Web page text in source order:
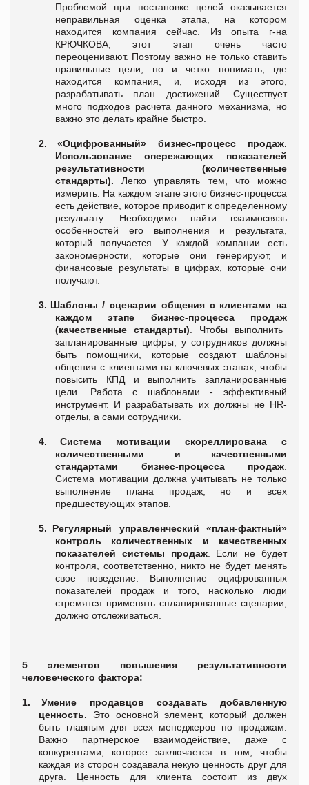
Проблемой при постановке целей оказывается
неправильная оценка этапа, на котором
находится компания сейчас. Из опыта г-на
КРЮЧКОВА, этот этап очень часто
переоценивают. Поэтому важно не только ставить
правильные цели, но и четко понимать, где
находится компания, и
исходя из этого,
разрабатывать план достижений. Существует
много подходов расчета данного механизма, но
важно это делать крайне быстро.
2.
«Оцифрованный» бизнес-процесс продаж.
Использование опережающих показателей
результативности
(количественные
стандарты).
Легко управлять тем, что можно
измерить. На каждом этапе этого бизнес-процесса
есть действие, которое приводит к определенному
результату. Необходимо найти взаимосвязь
особенностей его выполнения и результата,
который получается. У каждой компании есть
закономерности, которые они генерируют, и
финансовые результаты в цифрах, которые они
получают.
3. Шаблоны / сценарии общения с клиентами на
каждом этапе бизнес-процесса продаж
(качественные стандарты)
Чтобы выполнить
запланированные цифры, у сотрудников должны
быть помощники , которые создают шаблоны
общения с клиентами на ключевых этапах, чтобы
повысить КПД и выполнить запланированные
цели. Работа с шаблонами - эффективный
инструмент. И разрабатывать их должны не HR-
отделы, а сами сотрудники.
4.
Система мотивации скореллирована с
количественными и качественными
стандартами бизнес-процесса продаж
Система мотивации должна учитывать не только
выполнение плана продаж, но и всех
предшествующих этапов.
5.
Регулярный управленческий «план-фактный»
контроль количественных и качественных
показателей системы продаж. Если не будет
контроля, соответственно, никто не будет менять
свое поведение. Выполнение оцифрованных
показателей продаж и того, насколько люди
стремятся применять спланированные сценарии,
должно отслеживаться.
5 элементов повышения результативности
человеческого фактора:
1.
Умение продавцов создавать добавленную
ценность. Это основной элемент, который должен
быть главным для всех менеджеров по продажам.
Важно партнерское взаимодействие, даже с
конкурентами, которое заключается в том, чтобы
каждая из сторон создавала некую ценность друг для
друга. Ценность для клиента состоит из двух